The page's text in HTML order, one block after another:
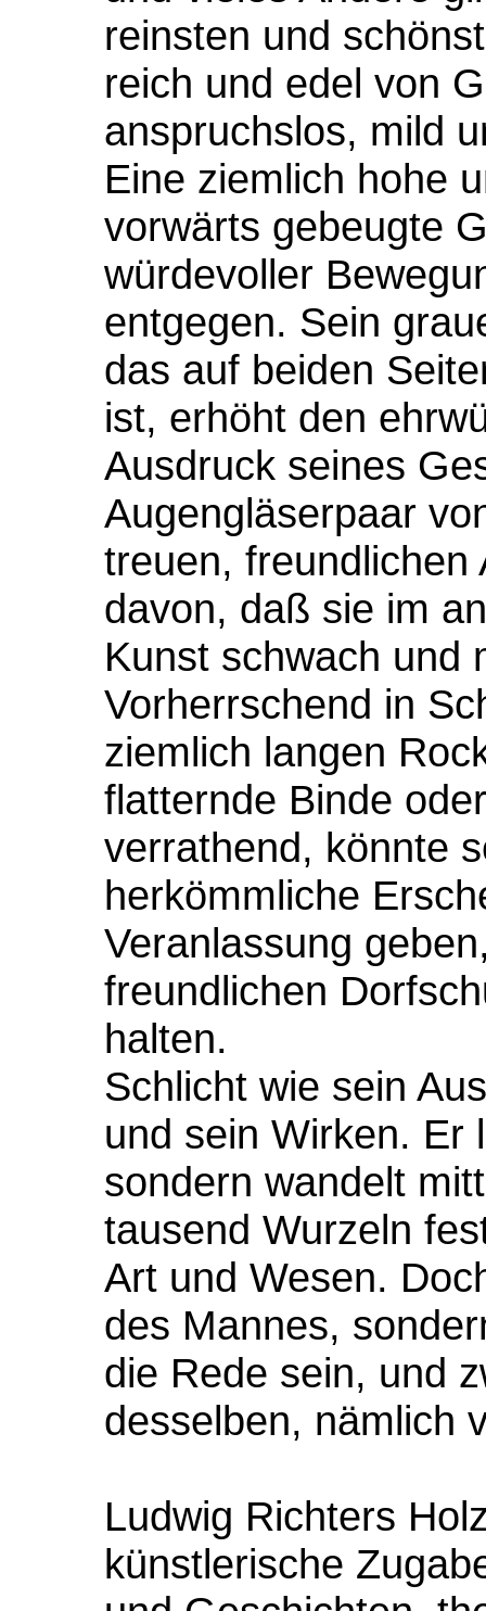
reinsten und
reich und edel von
anspruchslos, mild
Eine ziemlich hohe
vorwärts gebeugte
würdevoller
entgegen. Sein
das auf beiden
ist, erhöht den
Ausdruck seines
Augengläserpaar
treuen,
davon, daß sie im
Kunst schwach und
Vorherrschend in
ziemlich langen
flatternde Binde
verrathend, könnte
herkömmliche
Veranlassung
freundlichen
halten.
Schlicht wie sein
und sein Wirken. Er
sondern wandelt
tausend Wurzeln
Art und Wesen.
des Mannes,
die Rede sein, und
desselben, nämlich
Ludwig Richters
künstlerische